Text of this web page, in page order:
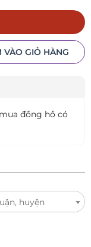
VÀO GIỎ HÀNG
đồng hồ có
huyện